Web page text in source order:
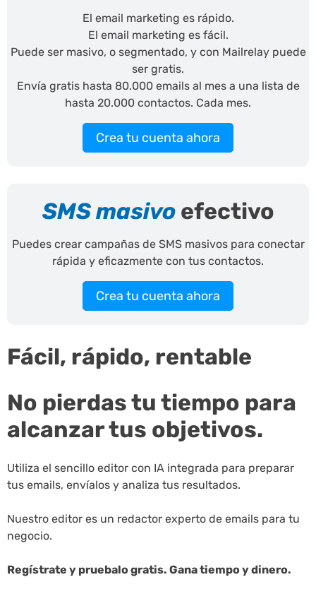
El email marketing es rápido.
El email marketing es fácil.
Puede ser masivo, o segmentado, y con Mailrelay puede
ser gratis.
Envía gratis hasta 80.000 emails al mes a una lista de
hasta 20.000 contactos. Cada mes.
Crea tu cuenta ahora
SMS masivoefectivo
Puedes crear campañas de SMS masivos para conectar
rápida y eficazmente con tus contactos.
Crea tu cuenta ahora
Fácil, rápido, rentable
No pierdas tu tiempo para
alcanzar tus objetivos.
Utiliza el sencillo editor con IA integrada para preparar
tus emails, envíalos y analiza tus resultados.
Nuestro editor es un redactor experto de emails para tu
negocio.
Regístrate y pruebalo gratis. Gana tiempo y dinero.